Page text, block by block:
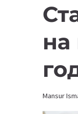
на
Mansur